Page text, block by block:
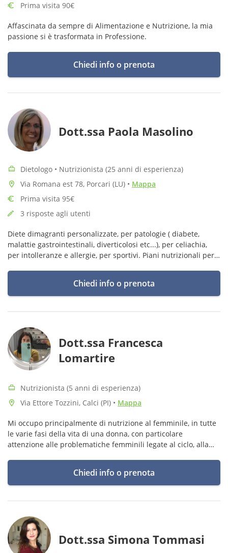
Prima visita 90€
Affascinata da sempre di Alimentazione e Nutrizione, la mia
passione si è trasformata in Professione.
Chiedi info o prenota
Dott.ssa Paola Masolino
Dietologo • Nutrizionista (25 anni di esperienza)
Via Romana est 78, Porcari (LU) • Mappa
Prima visita 95€
3 risposte agli utenti
Diete dimagranti personalizzate, per patologie ( diabete,
malattie gastrointestinali, diverticolosi etc...), per celiachia,
per intolleranze e allergie, per sportivi. Piani nutrizionali per
Chiedi info o prenota
Dott.ssa Francesca
Lomartire
Nutrizionista (5 anni di esperienza)
Via Ettore Tozzini, Calci (PI) • Mappa
Mi occupo principalmente di nutrizione al femminile, in tutte
le varie fasi della vita di una donna, con particolare
attenzione alle problematiche femminili legate al ciclo, alla
Chiedi info o prenota
Dott.ssa Simona Tommasi